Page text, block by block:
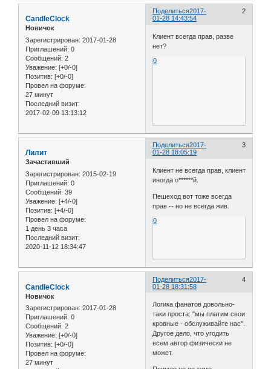
Поделиться 2
2017-
01-28 14:43:54
CandleClock
Новичок
Зарегистрирован: 2017-01-28
Приглашений: 0
Сообщений: 2
Уважение: [+0/-0]
Позитив: [+0/-0]
Провел на форуме:
27 минут
Последний визит:
2017-02-09 13:13:12
Клиент всегда прав, разве
нет?
0
Поделиться 3
2017-
01-28 18:05:19
Лилит
Зачастивший
Зарегистрирован: 2015-02-19
Приглашений: 0
Сообщений: 39
Уважение: [+4/-0]
Позитив: [+4/-0]
Провел на форуме:
1 день 3 часа
Последний визит:
2020-11-12 18:34:47
Клиент не всегда прав, клиент
иногда о******й.
Пешеход вот тоже всегда
прав -- но не всегда жив.
0
Поделиться 4
2017-
01-28 18:31:58
CandleClock
Новичок
Зарегистрирован: 2017-01-28
Приглашений: 0
Сообщений: 2
Уважение: [+0/-0]
Позитив: [+0/-0]
Провел на форуме:
27 минут
Логика фанатов довольно-
таки проста: "мы платим свои
кровные - обслуживайте нас".
Другое дело, что угодить
всем автор физически не
может.